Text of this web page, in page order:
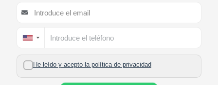
▼
He leído y acepto la política de privacidad